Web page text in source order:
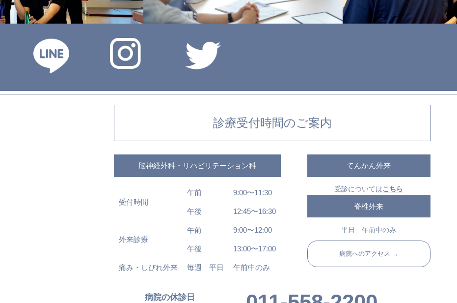
診療受付時間のご案内
脳神経外科・リハビリテーション科
受付時間
午前 9:00〜11:30
午後 12:45〜16:30
外来診療
午前 9:00〜12:00
午後 13:00〜17:00
痛み・しびれ外来 毎週 平日 午前中のみ
てんかん外来
受診についてはこちら
脊椎外来
平日 午前中のみ
病院へのアクセス →
病院の休診日